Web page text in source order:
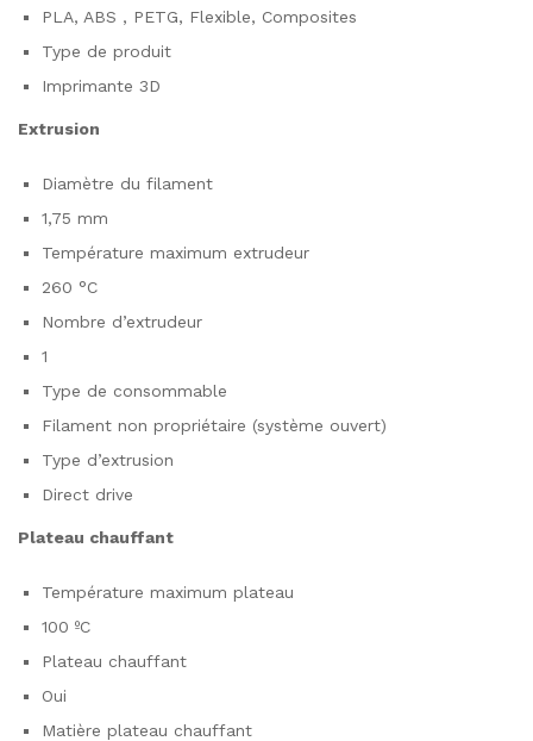
PLA, ABS , PETG, Flexible, Composites
Type de produit
Imprimante 3D
Extrusion
Diamètre du filament
1,75 mm
Température maximum extrudeur
260 °C
Nombre d’extrudeur
1
Type de consommable
Filament non propriétaire (système ouvert)
Type d’extrusion
Direct drive
Plateau chauffant
Température maximum plateau
100 ºC
Plateau chauffant
Oui
Matière plateau chauffant